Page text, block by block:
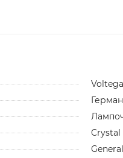
Voltega
Crystal